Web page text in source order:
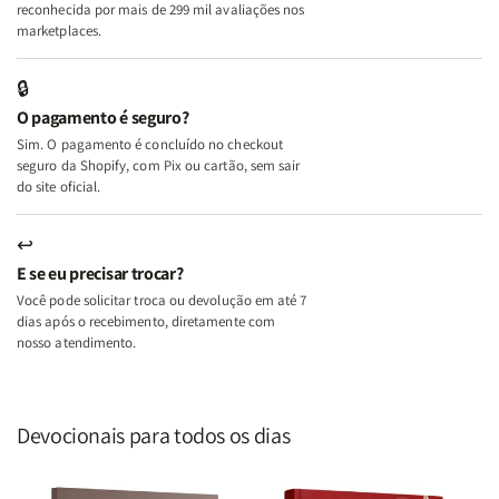
Mulher
Lar
Lar
reconhecida por mais de 299 mil avaliações nos
marketplaces.
🔒
O pagamento é seguro?
Sim. O pagamento é concluído no checkout
seguro da Shopify, com Pix ou cartão, sem sair
do site oficial.
↩
E se eu precisar trocar?
Você pode solicitar troca ou devolução em até 7
dias após o recebimento, diretamente com
nosso atendimento.
Devocionais para todos os dias